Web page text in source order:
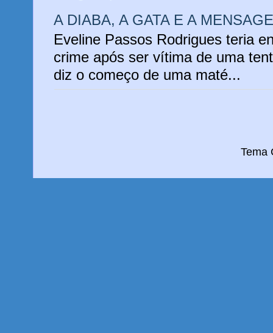
A DIABA, A GATA E A
Eveline Passos Rodrigues teria
crime após ser vítima de uma
diz o começo de uma maté...
Tema